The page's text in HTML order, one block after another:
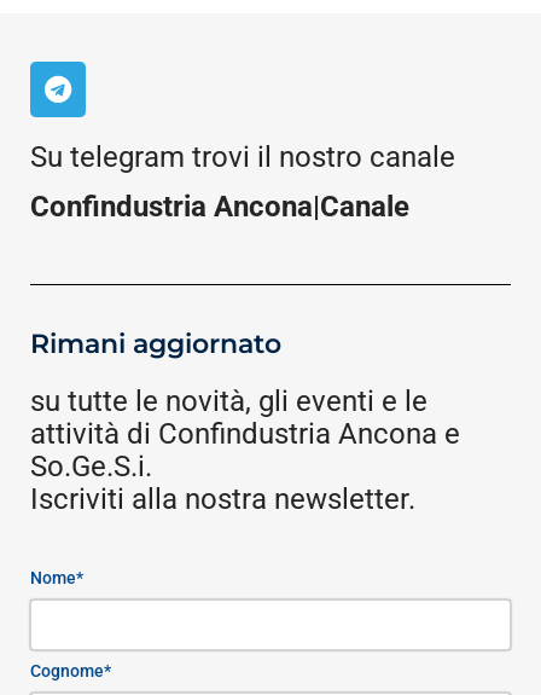
Su telegram trovi il nostro canale
Confindustria Ancona|Canale
Rimani aggiornato
su tutte le novità, gli eventi e le
attività di Confindustria Ancona e
So.Ge.S.i.
Iscriviti alla nostra newsletter.
Nome*
Cognome*